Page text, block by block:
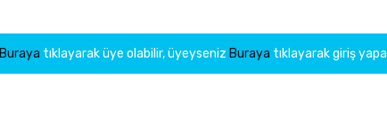
Buraya tıklayarak üye olabilir, üyeyseniz Buraya tıklayarak giriş